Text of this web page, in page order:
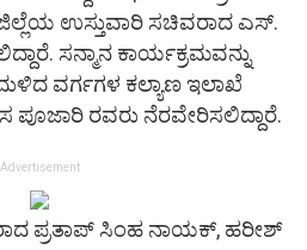
ಉಸ್ತುವಾರಿ ಸಚಿವರಾದ ಎಸ್.
ಸನ್ಮಾನ ಕಾರ್ಯಕ್ರಮವನ್ನು
ವರ್ಗಗಳ ಕಲ್ಯಾಣ ಇಲಾಖೆ
ಪೂಜಾರಿ ರವರು ನೆರವೇರಿಸಲಿದ್ದಾರೆ.
Advertisement
ಪ್ರತಾಪ್ ಸಿಂಹ ನಾಯಕ್, ಹರೀಶ್